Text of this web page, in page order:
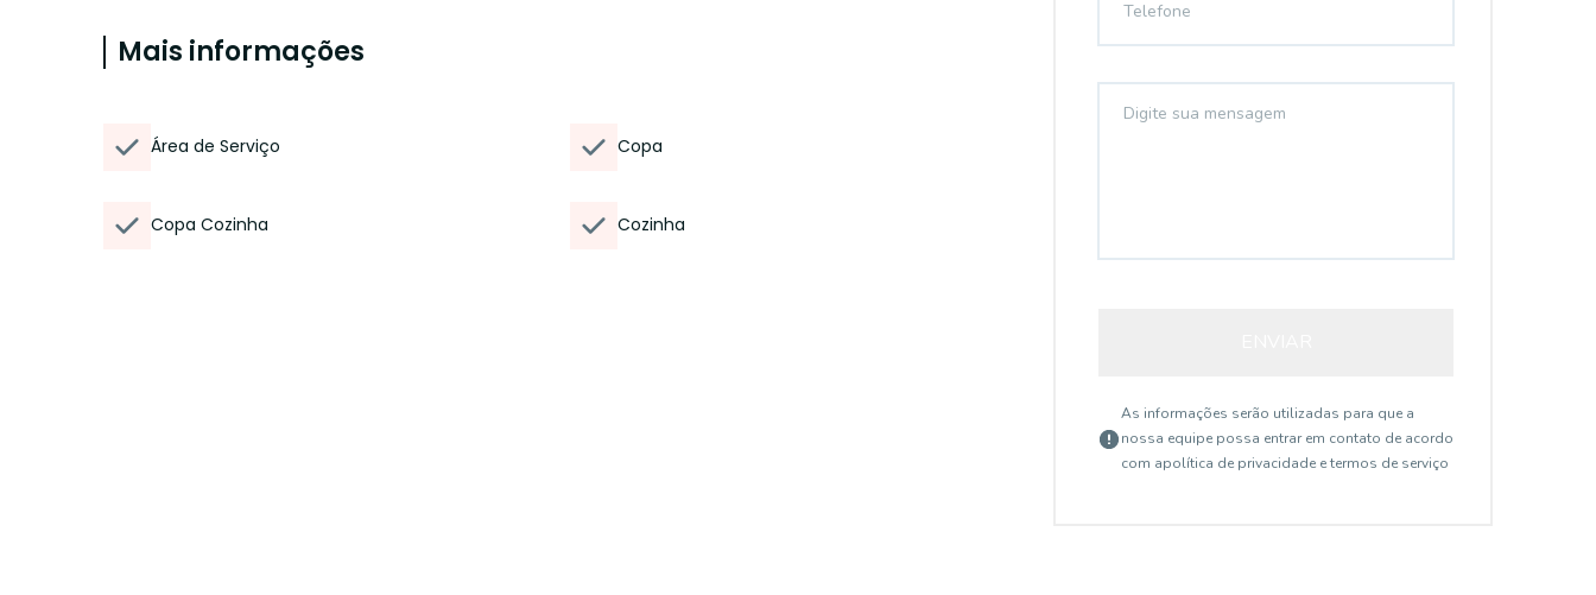
Mais informações
Área de Serviço Copa
Copa Cozinha Cozinha
As informações serão utilizadas para que a
nossa equipe possa entrar em contato de acordo
com apolítica de privacidade e termos de serviço